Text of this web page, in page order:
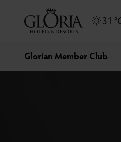
31
Glorian Member Club